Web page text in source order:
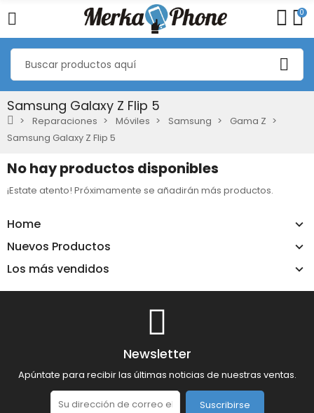
0
Samsung Galaxy Z Flip 5
Reparaciones Móviles Samsung
Gama Z
Samsung Galaxy Z Flip 5
Home
Nuevos Productos
Los más vendidos
No hay productos disponibles
¡Estate atento! Próximamente se añadirán más productos.
Newsletter
Apúntate para recibir las últimas noticias de nuestras ventas.
Suscribirse